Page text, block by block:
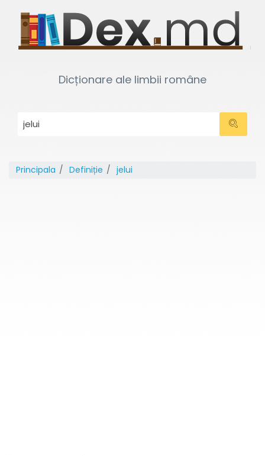
Dicționare ale limbii române
Principala Definiție jelui